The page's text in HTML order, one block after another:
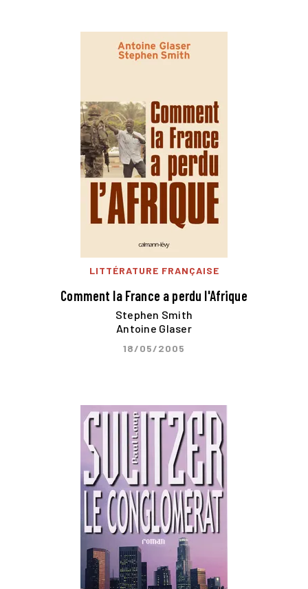
LITTÉRATURE FRANÇAISE
Comment la France a perdu l'Afrique
Stephen Smith
Antoine Glaser
18/05/2005